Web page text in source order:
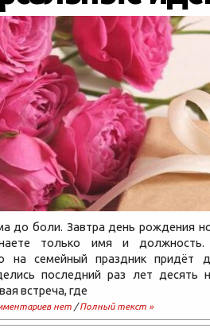
до боли. Завтра день рождения
только имя и должность.
на семейный праздник придёт
последний раз лет десять
встреча, где
нет /Полный текст »